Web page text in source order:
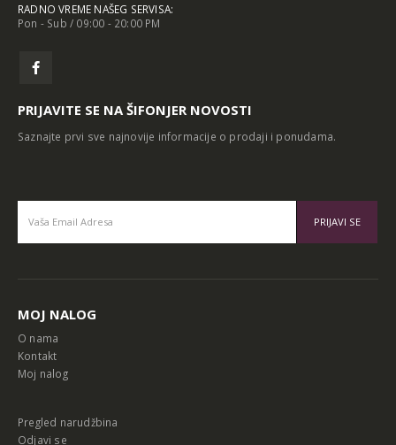
RADNO VREME NAŠEG SERVISA:
Pon - Sub / 09:00 - 20:00 PM
PRIJAVITE SE NA ŠIFONJER NOVOSTI
Saznajte prvi sve najnovije informacije o prodaji i ponudama.
MOJ NALOG
O nama
Kontakt
Moj nalog
Pregled narudžbina
Odjavi se